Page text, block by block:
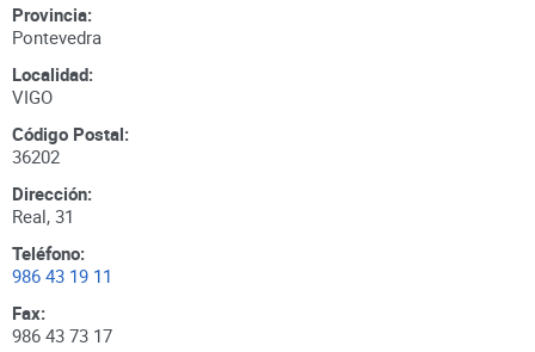
Provincia:
Pontevedra
Localidad:
VIGO
Código Postal:
36202
Dirección:
Real, 31
Teléfono:
986 43 19 11
Fax:
986 43 73 17